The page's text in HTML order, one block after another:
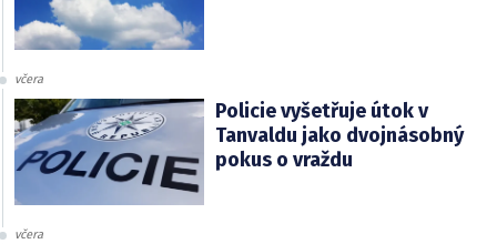
včera
Policie vyšetřuje útok v
Tanvaldu jako dvojnásobný
pokus o vraždu
včera